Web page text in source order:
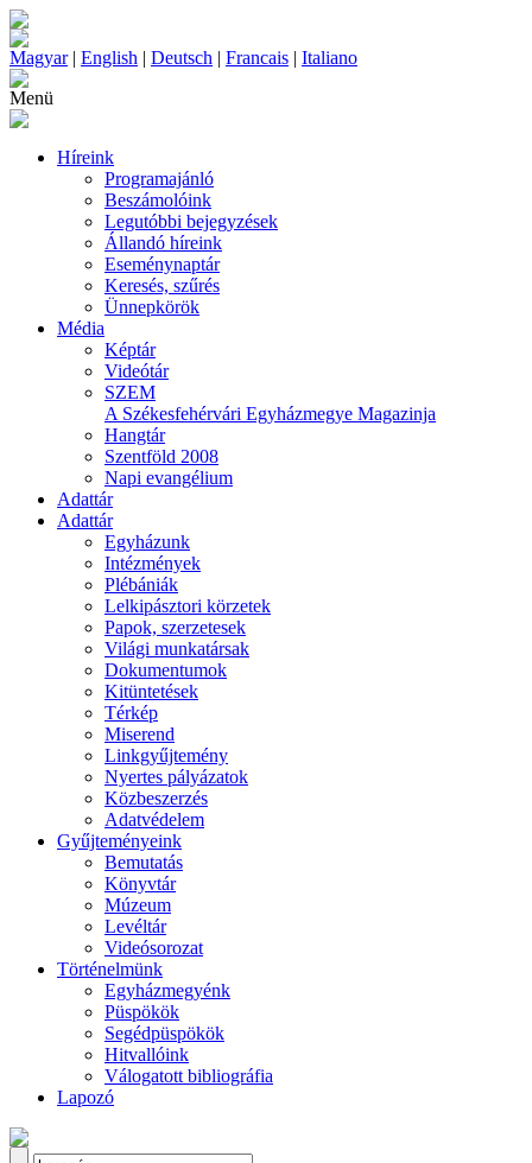
Magyar| English | Deutsch | Francais | Italiano
Menü
Híreink
Programajánló
Beszámolóink
Legutóbbi bejegyzések
Állandó híreink
Eseménynaptár
Keresés, szűrés
Ünnepkörök
Média
Képtár
Videótár
SZEM
A Székesfehérvári Egyházmegye Magazinja
Hangtár
Szentföld 2008
Napi evangélium
Adattár
Adattár
Egyházunk
Intézmények
Plébániák
Lelkipásztori körzetek
Papok, szerzetesek
Világi munkatársak
Dokumentumok
Kitüntetések
Térkép
Miserend
Linkgyűjtemény
Nyertes pályázatok
Közbeszerzés
Adatvédelem
Gyűjteményeink
Bemutatás
Könyvtár
Múzeum
Levéltár
Videósorozat
Történelmünk
Egyházmegyénk
Püspökök
Segédpüspökök
Hitvallóink
Válogatott bibliográfia
Lapozó